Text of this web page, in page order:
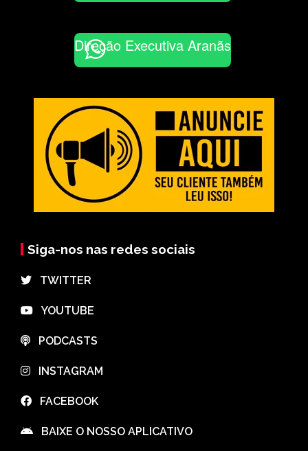
Direção Executiva Aranãs
Siga-nos nas redes sociais
⠀TWITTER
⠀YOUTUBE
⠀PODCASTS
⠀INSTAGRAM
⠀FACEBOOK
⠀BAIXE O NOSSO APLICATIVO